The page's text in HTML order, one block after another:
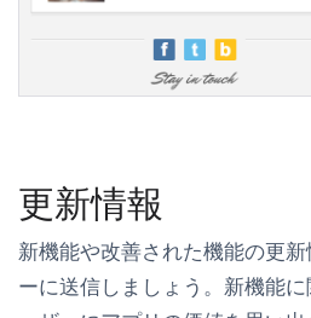
更新情報
新機能や改善された機能の更
ーに送信しましょう。新機能